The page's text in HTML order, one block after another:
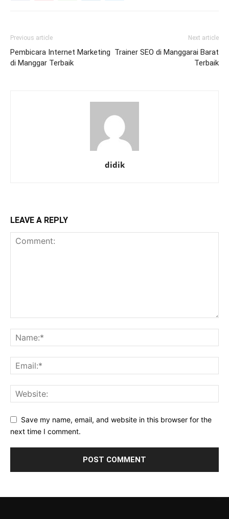
Previous article
Pembicara Internet Marketing
di Manggar Terbaik
Next article
Trainer SEO di Manggarai Barat
Terbaik
didik
LEAVE A REPLY
Save my name, email, and website in this browser for the
next time I comment.